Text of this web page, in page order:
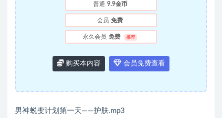
普通 9.9金币
会员 免费
永久会员 免费 推荐
购买本内容 会员免费查看
男神蜕变计划第一天——护肤.mp3